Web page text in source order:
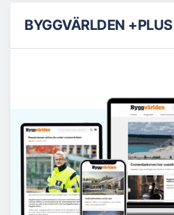
BYGGVÄRLDEN +PLUS